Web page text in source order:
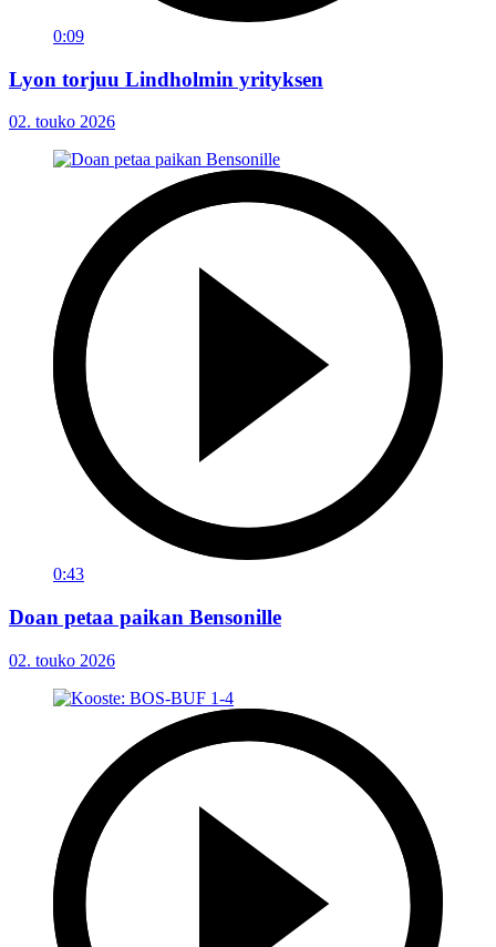
0:09
Lyon torjuu Lindholmin yrityksen
02. touko 2026
0:43
Doan petaa paikan Bensonille
02. touko 2026